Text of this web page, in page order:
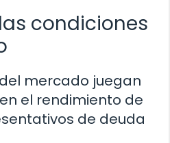
condiciones
mercado juegan
el rendimiento de
de deuda